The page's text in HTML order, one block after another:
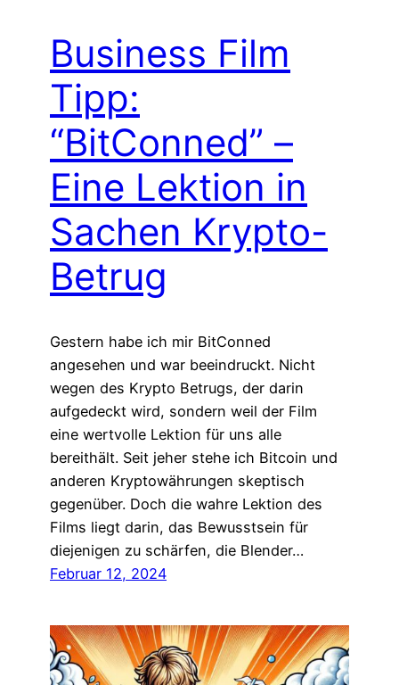
Business Film
Tipp:
“BitConned” –
Eine Lektion in
Sachen Krypto-
Betrug
Gestern habe ich mir BitConned
angesehen und war beeindruckt. Nicht
wegen des Krypto Betrugs, der darin
aufgedeckt wird, sondern weil der Film
eine wertvolle Lektion für uns alle
bereithält. Seit jeher stehe ich Bitcoin und
anderen Kryptowährungen skeptisch
gegenüber. Doch die wahre Lektion des
Films liegt darin, das Bewusstsein für
diejenigen zu schärfen, die Blender…
Februar 12, 2024